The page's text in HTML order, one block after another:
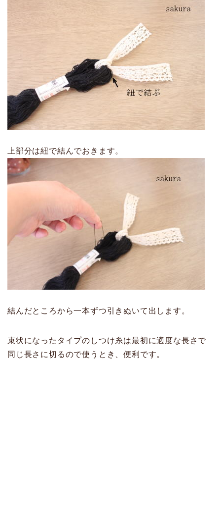
上部分は紐で結んでおきます。
結んだところから一本ずつ引きぬいて出します。
束状になったタイプのしつけ糸は最初に適度な長さで
同じ長さに切るので使うとき、便利です。